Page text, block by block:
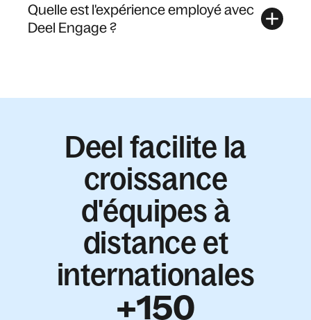
Quelle est l'expérience employé avec
Deel Engage ?
Deel facilite la
croissance
d'équipes à
distance et
internationales
+150